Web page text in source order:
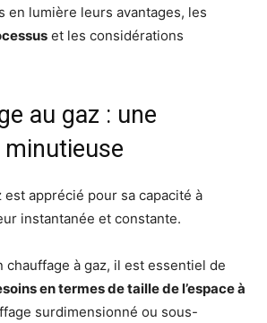
en lumière leurs avantages, les
et les considérations
au gaz : une
est apprécié pour sa capacité à
instantanée et constante.
chauffage à gaz, il est essentiel de
en termes de taille de l’espace à
surdimensionné ou sous-